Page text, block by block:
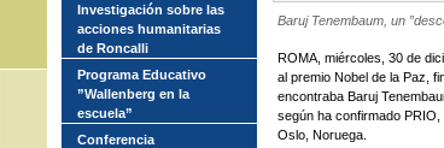
Baruj Tenembaum, un
ROMA, miércoles, 30 de
al premio Nobel de la Paz,
encontraba Baruj
según ha confirmado
Oslo, Noruega.
Investigación sobre las
acciones humanitarias
de Roncalli
Programa Educativo
”Wallenberg en la
escuela”
Conferencia